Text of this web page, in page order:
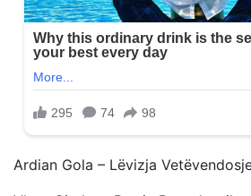
Ardian Gola – Lëvizja